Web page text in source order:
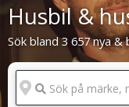
Husbil &
Sök bland 3 657 nya
Sök på märke,